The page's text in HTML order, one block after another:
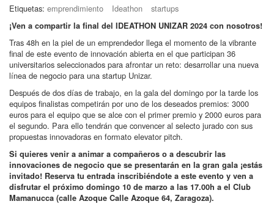
Etiquetas: emprendimiento Ideathon startups
¡Ven a compartir la final del IDEATHON UNIZAR 2024 con nosotros!
Tras 48h en la piel de un emprendedor llega el momento de la vibrante
final de este evento de innovación abierta en el que participan 36
universitarios seleccionados para afrontar un reto: desarrollar una nueva
línea de negocio para una startup Unizar.
Después de dos días de trabajo, en la gala del domingo por la tarde los
equipos finalistas competirán por uno de los deseados premios: 3000
euros para el equipo que se alce con el primer premio y 2000 euros para
el segundo. Para ello tendrán que convencer al selecto jurado con sus
propuestas innovadoras en formato elevator pitch.
Si quieres venir a animar a compañeros o a descubrir las
innovaciones de negocio que se presentarán en la gran gala ¡estás
invitado! Reserva tu entrada inscribiéndote a este evento y ven a
disfrutar el próximo domingo 10 de marzo a las 17.00h a el Club
Mamanucca (calle Azoque Calle Azoque 64, Zaragoza).